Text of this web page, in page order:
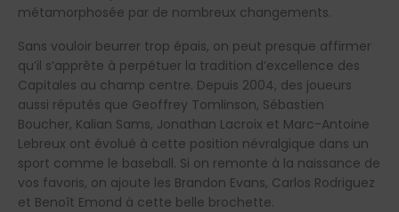
métamorphosée par de nombreux changements.
Sans vouloir beurrer trop épais, on peut presque affirmer
qu’il s’apprête à perpétuer la tradition d’excellence des
Capitales au champ centre. Depuis 2004, des joueurs
aussi réputés que Geoffrey Tomlinson, Sébastien
Boucher, Kalian Sams, Jonathan Lacroix et Marc-Antoine
Lebreux ont évolué à cette position névralgique dans un
sport comme le baseball. Si on remonte à la naissance de
vos favoris, on ajoute les Brandon Evans, Carlos Rodriguez
et Benoît Emond à cette belle brochette.